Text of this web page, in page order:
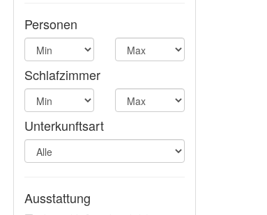
Personen
Schlafzimmer
Unterkunftsart
Ausstattung